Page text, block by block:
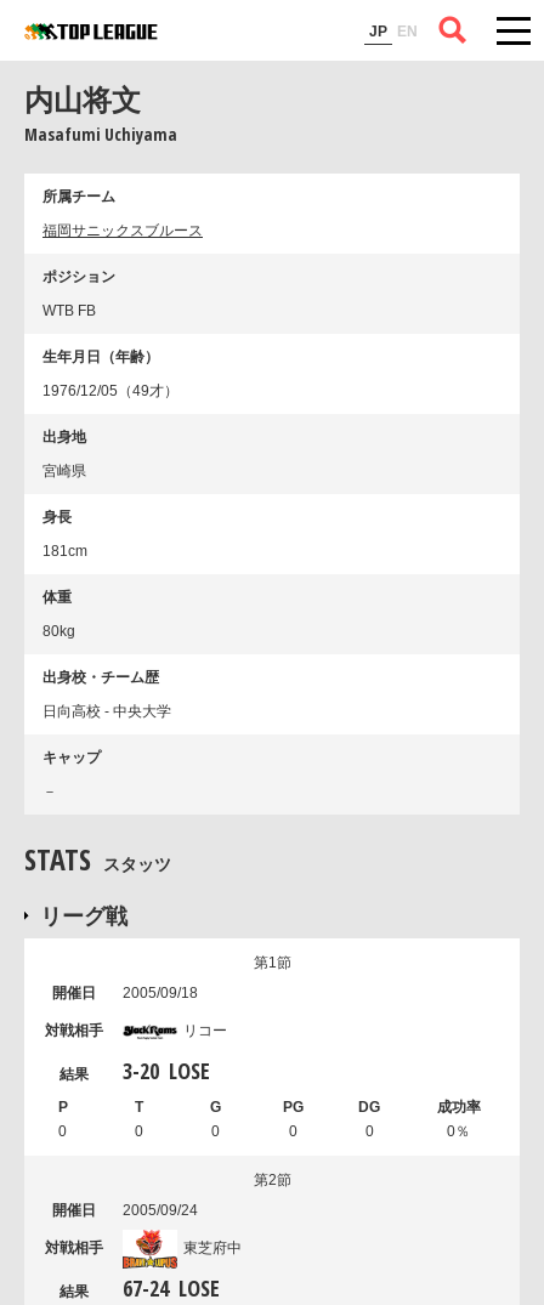
JP EN
コラム
内山将文
Masafumi Uchiyama
所属チーム
福岡サニックスブルース
ポジション
WTB FB
生年月日（年齢）
1976/12/05（49才）
出身地
宮崎県
身長
181cm
体重
80kg
出身校・チーム歴
日向高校 - 中央大学
キャップ
－
STATS スタッツ
リーグ戦
第1節
2005/09/18
リコー
3-20 LOSE
0 0 0 0 0 0％
第2節
2005/09/24
東芝府中
67-24 LOSE